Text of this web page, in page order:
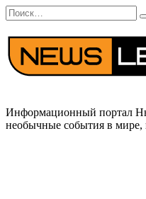
Перейти
к
содержанию
Search
for:
Информационный портал
необычные события в мире,